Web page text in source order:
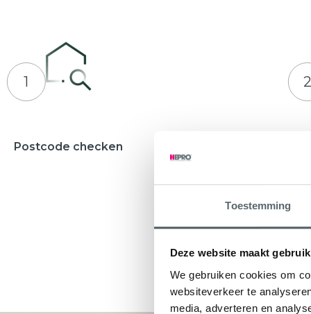
Toestemming
Deze website maakt
We gebruiken cookies om
websiteverkeer te
media, adverteren en
1
Postcode checken
2
Waarbij u
ontvangt